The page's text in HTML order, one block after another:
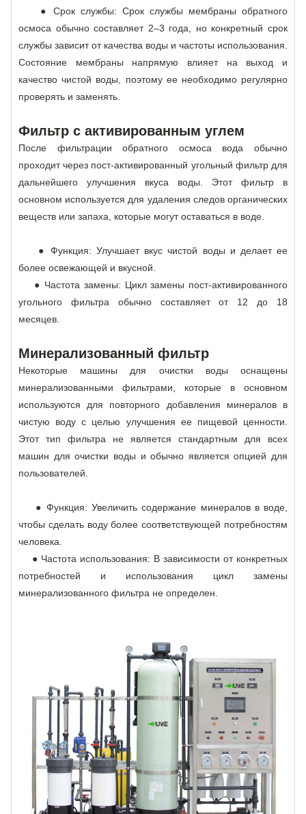
● Срок службы: Срок службы мембраны обратного
осмоса обычно составляет 2–3 года, но конкретный срок
службы зависит от качества воды и частоты использования.
Состояние мембраны напрямую влияет на выход и
качество чистой воды, поэтому ее необходимо регулярно
проверять и заменять.
Фильтр с активированным углем
После фильтрации обратного осмоса вода обычно
проходит через пост-активированный угольный фильтр для
дальнейшего улучшения вкуса воды. Этот фильтр в
основном используется для удаления следов органических
веществ или запаха, которые могут оставаться в воде.
● Функция: Улучшает вкус чистой воды и делает ее
более освежающей и вкусной.
● Частота замены: Цикл замены пост-активированного
угольного фильтра обычно составляет от 12 до 18
месяцев.
Минерализованный фильтр
Некоторые машины для очистки воды оснащены
минерализованными фильтрами, которые в основном
используются для повторного добавления минералов в
чистую воду с целью улучшения ее пищевой ценности.
Этот тип фильтра не является стандартным для всех
машин для очистки воды и обычно является опцией для
пользователей.
● Функция: Увеличить содержание минералов в воде,
чтобы сделать воду более соответствующей потребностям
человека.
● Частота использования: В зависимости от конкретных
потребностей и использования цикл замены
минерализованного фильтра не определен.